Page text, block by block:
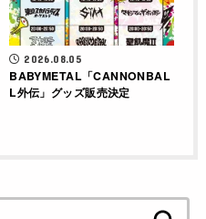
2026.08.05
BABYMETAL「CANNONBAL
L外伝」グッズ販売決定